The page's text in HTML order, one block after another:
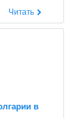
Читать
в